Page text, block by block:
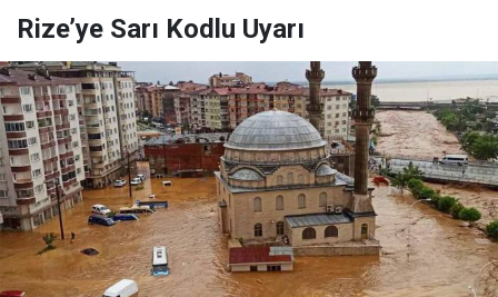
Rize’ye Sarı Kodlu Uyarı